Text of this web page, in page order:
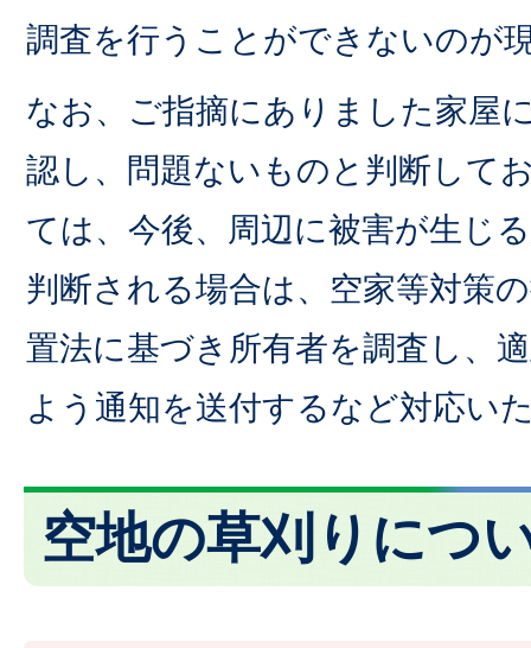
調査を行うことができないのが
なお、ご指摘にありました家屋
認し、問題ないものと判断して
ては、今後、周辺に被害が生じ
判断される場合は、空家等対策
置法に基づき所有者を調査し、
よう通知を送付するなど対応い
空地の草刈りにつ